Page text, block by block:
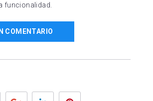
funcionalidad.
COMENTARIO
Twitter Google+ LinkedIn